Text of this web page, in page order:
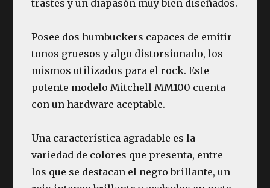
trastes y un diapasón muy bien diseñados.
Posee dos humbuckers capaces de emitir
tonos gruesos y algo distorsionado, los
mismos utilizados para el rock. Este
potente modelo Mitchell MM100 cuenta
con un hardware aceptable.
Una característica agradable es la
variedad de colores que presenta, entre
los que se destacan el negro brillante, un